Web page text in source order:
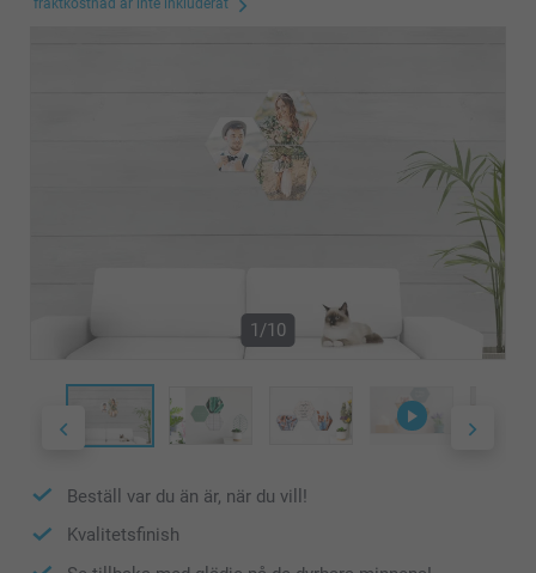
fraktkostnad är inte inkluderat
1/10
Beställ var du än är, när du vill!
Kvalitetsfinish